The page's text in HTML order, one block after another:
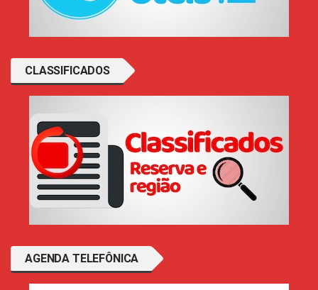
CLASSIFICADOS
AGENDA TELEFÔNICA